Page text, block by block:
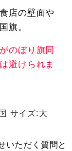
店の壁面や
旗。
のぼり旗同
避けられま
サイズ:大
いただく質問と